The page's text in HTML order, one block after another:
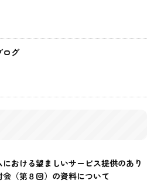
グ
おける望ましいサービス提供のあり
（第８回）の資料について